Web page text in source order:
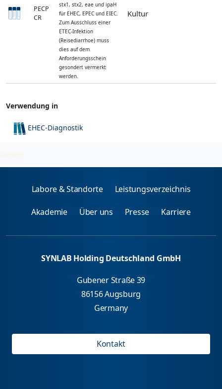
PECP
CR
stx1, stx2, eae und ipaH
für EHEC, EPEC und EIEC.
Zum Ausschluss einer
ETEC-Infektion
(Reisediarrhoe) muss
dies auf dem
Anforderungsschein
gesondert vermerkt
werden.
Kultur
Verwendung in
EHEC-Diagnostik
2026-08-06
Labore & Standorte Leistungsverzeichnis
Akademie Über uns Presse Karriere
SYNLAB Holding Deutschland GmbH
Gubener Straße 39
86156 Augsburg
Germany
Kontakt